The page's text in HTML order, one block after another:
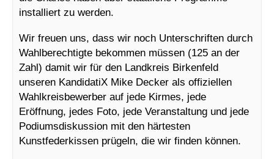
installiert zu werden.
Wir freuen uns, dass wir noch Unterschriften durch
Wahlberechtigte bekommen müssen (125 an der
Zahl) damit wir für den Landkreis Birkenfeld
unseren KandidatiX Mike Decker als offiziellen
Wahlkreisbewerber auf jede Kirmes, jede
Eröffnung, jedes Foto, jede Veranstaltung und jede
Podiumsdiskussion mit den härtesten
Kunstfederkissen prügeln, die wir finden können.